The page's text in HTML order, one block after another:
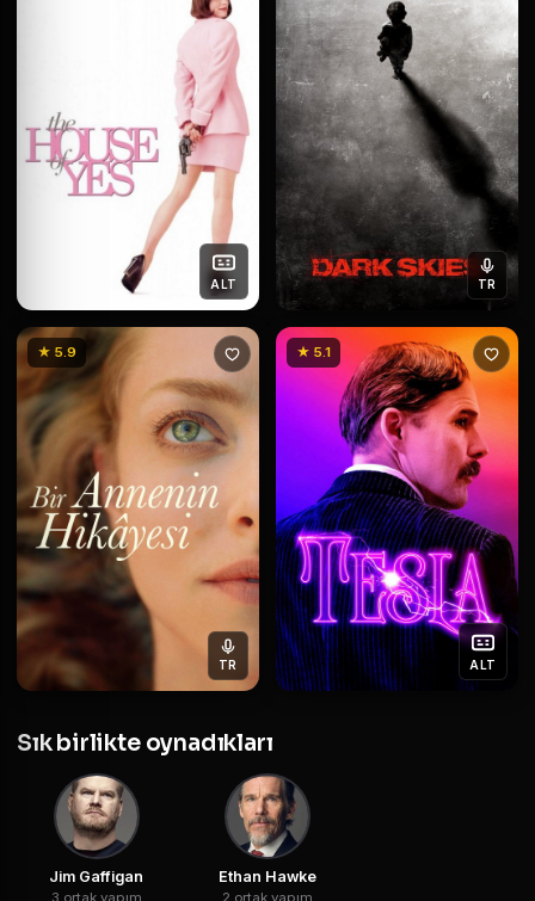
ALT TR
★ 5.9
TR
★ 5.1
ALT
Sık birlikte oynadıkları
Jim Gaffigan
3 ortak yapım
Ethan Hawke
2 ortak yapım